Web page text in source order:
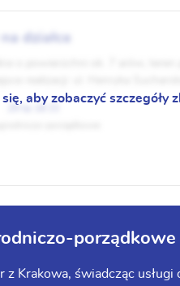
działce
29 lip 18:33
się, aby zobaczyć szczegóły
porządkowe
z Krakowa, świadcząc